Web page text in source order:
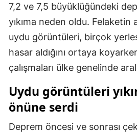
Hatay
Isparta
Mersin
İzmir
7,2 ve 7,5 büyüklüğündeki
yıkıma neden oldu. Felaketin
uydu görüntüleri, birçok
hasar aldığını ortaya
çalışmaları ülke genelinde
Uydu görüntüleri
önüne serdi
Deprem öncesi ve sonrası